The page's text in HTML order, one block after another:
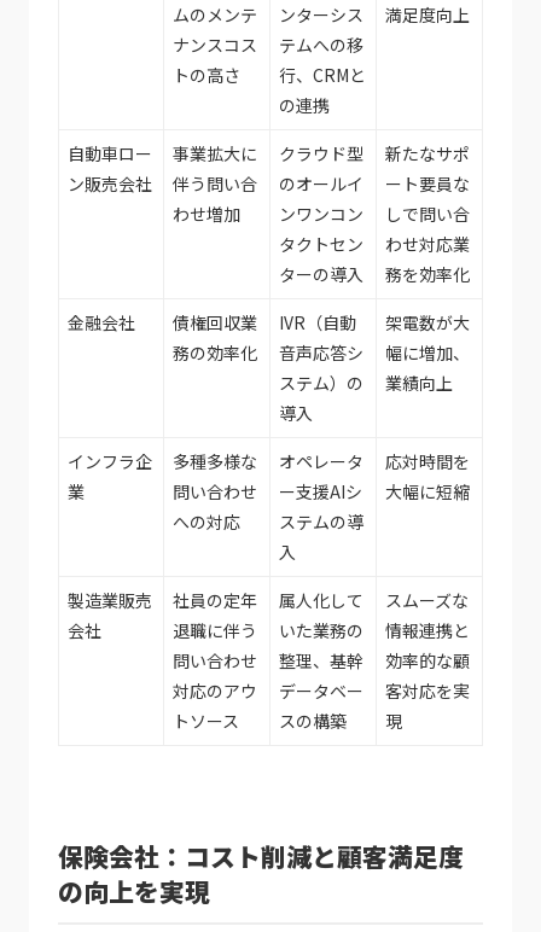
ムのメンテ
ナンスコス
トの高さ
ンターシス
テムへの移
行、CRMと
の連携
満足度向上
自動車ロー
ン販売会社
事業拡大に
伴う問い合
わせ増加
クラウド型
のオールイ
ンワンコン
タクトセン
ターの導入
新たなサポ
ート要員な
しで問い合
わせ対応業
務を効率化
金融会社
債権回収業
務の効率化
IVR（自動
音声応答シ
ステム）の
導入
架電数が大
幅に増加、
業績向上
インフラ企
業
多種多様な
問い合わせ
への対応
オペレータ
ー支援AIシ
ステムの導
入
応対時間を
大幅に短縮
製造業販売
会社
社員の定年
退職に伴う
問い合わせ
対応のアウ
トソース
属人化して
いた業務の
整理、基幹
データベー
スの構築
スムーズな
情報連携と
効率的な顧
客対応を実
現
保険会社：コスト削減と顧客満足度
の向上を実現